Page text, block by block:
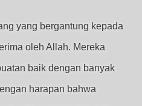
yang bergantung kepada
oleh Allah. Mereka
baik dengan banyak
harapan bahwa